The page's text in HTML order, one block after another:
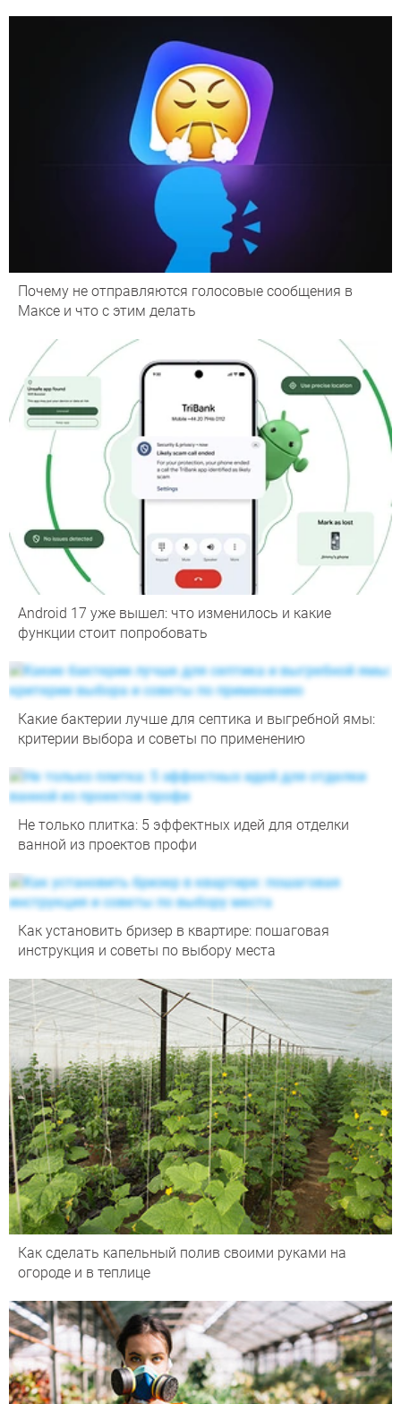
Почему не отправляются голосовые сообщения в
Максе и что с этим делать
Android 17 уже вышел: что изменилось и какие
функции стоит попробовать
Какие бактерии лучше для септика и выгребной ямы:
критерии выбора и советы по применению
Не только плитка: 5 эффектных идей для отделки
ванной из проектов профи
Как установить бризер в квартире: пошаговая
инструкция и советы по выбору места
Как сделать капельный полив своими руками на
огороде и в теплице